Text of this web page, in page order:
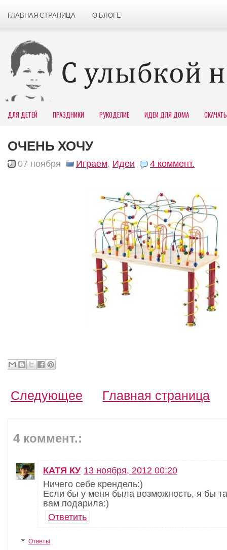
ГЛАВНАЯ СТРАНИЦА О БЛОГЕ
ДЛЯ ДЕТЕЙ ПРАЗДНИКИ РУКОДЕЛИЕ ИДЕИ ДЛЯ ДОМА СКАЧАТЬ
ОЧЕНЬ ХОЧУ
07 ноября Играем, Идеи 4 коммент.
Следующее Главная страница
4 коммент.:
КАТЯ КУ 13 ноября, 2012 00:20
Ничего себе крендель:)
Если бы у меня была возможность, я бы
вам подарила:)
Ответить
Ответы